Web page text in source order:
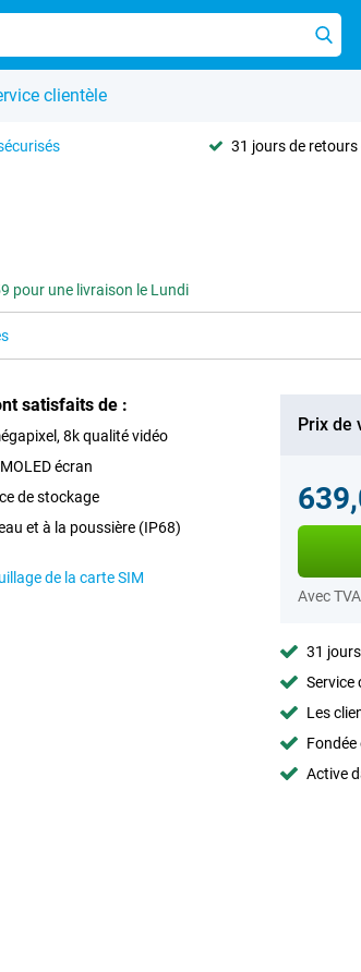
clientèle
31 jours de retours
pour une livraison le Lundi
satisfaits de :
8k qualité vidéo
écran
de stockage
et à la poussière (IP68)
de la carte SIM
Prix de
Avec TVA
31
Service
Les
Active